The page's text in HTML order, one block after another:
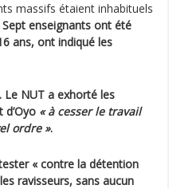
massifs étaient inhabituels
Sept enseignants ont été
ans, ont indiqué les
Le NUT a exhorté les
« à cesser le travail
ordre ».
« contre la détention
ravisseurs, sans aucun